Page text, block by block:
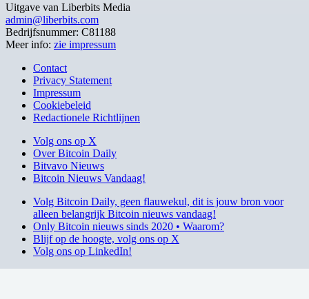
Uitgave van Liberbits Media
admin@liberbits.com
Bedrijfsnummer: C81188
Meer info: zie impressum
Contact
Privacy Statement
Impressum
Cookiebeleid
Redactionele Richtlijnen
Volg ons op X
Over Bitcoin Daily
Bitvavo Nieuws
Bitcoin Nieuws Vandaag!
Volg Bitcoin Daily, geen flauwekul, dit is jouw bron voor
alleen belangrijk Bitcoin nieuws vandaag!
Only Bitcoin nieuws sinds 2020 • Waarom?
Blijf op de hoogte, volg ons op X
Volg ons op LinkedIn!